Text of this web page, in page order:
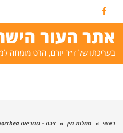
Facebook
ראשי » מחלות מין » זיבה – גונוריאה Gonorrhea: